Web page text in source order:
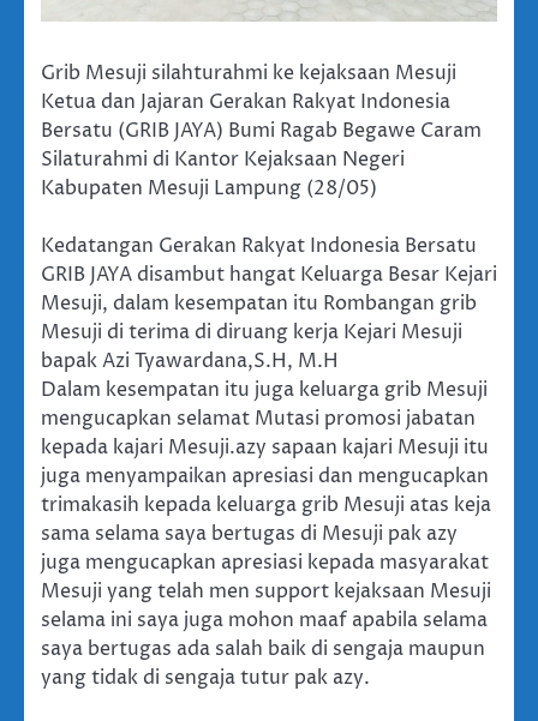
Grib Mesuji silahturahmi ke kejaksaan Mesuji
Ketua dan Jajaran Gerakan Rakyat Indonesia
Bersatu (GRIB JAYA) Bumi Ragab Begawe Caram
Silaturahmi di Kantor Kejaksaan Negeri
Kabupaten Mesuji Lampung (28/05)
Kedatangan Gerakan Rakyat Indonesia Bersatu
GRIB JAYA disambut hangat Keluarga Besar Kejari
Mesuji, dalam kesempatan itu Rombangan grib
Mesuji di terima di diruang kerja Kejari Mesuji
bapak Azi Tyawardana,S.H, M.H
Dalam kesempatan itu juga keluarga grib Mesuji
mengucapkan selamat Mutasi promosi jabatan
kepada kajari Mesuji.azy sapaan kajari Mesuji itu
juga menyampaikan apresiasi dan mengucapkan
trimakasih kepada keluarga grib Mesuji atas keja
sama selama saya bertugas di Mesuji pak azy
juga mengucapkan apresiasi kepada masyarakat
Mesuji yang telah men support kejaksaan Mesuji
selama ini saya juga mohon maaf apabila selama
saya bertugas ada salah baik di sengaja maupun
yang tidak di sengaja tutur pak azy.